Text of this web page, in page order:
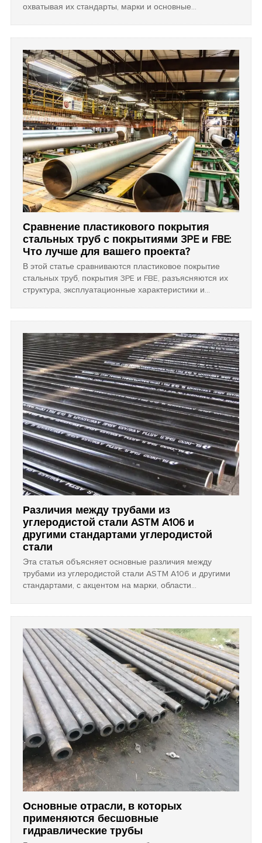
охватывая их стандарты, марки и основные
химических проектов.
Сравнение пластикового покрытия
стальных труб с покрытиями 3PE и FBE:
Что лучше для вашего проекта?
В этой статье сравниваются пластиковое покрытие
стальных труб, покрытия 3PE и FBE, разъясняются их
структура, эксплуатационные характеристики и
Различия между трубами из
углеродистой стали ASTM A106 и
другими стандартами углеродистой
стали
Эта статья объясняет основные различия между
трубами из углеродистой стали ASTM A106 и другими
стандартами, с акцентом на марки, области
Основные отрасли, в которых
применяются бесшовные
гидравлические трубы